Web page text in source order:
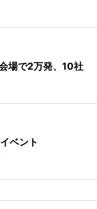
場で2万発、10社
ベント